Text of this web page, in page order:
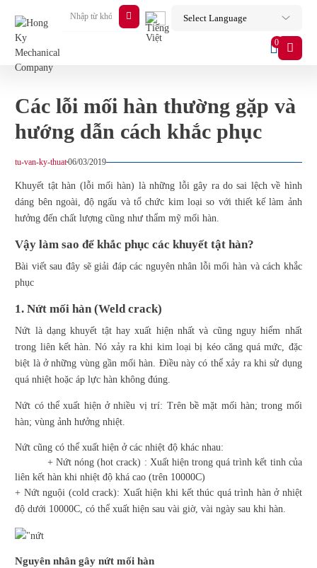
0
Các lỗi mối hàn thường gặp và
hướng dẫn cách khắc phục
tu-van-ky-thuat06/03/2019
Khuyết tật hàn (lỗi mối hàn) là những lỗi gây ra do sai lệch về hình
dáng bên ngoài, độ ngấu và tổ chức kim loại so với thiết kế làm ảnh
hưởng đến chất lượng cũng như thẩm mỹ mối hàn.
Vậy làm sao để khắc phục các khuyết tật hàn?
Bài viết sau đây sẽ giải đáp các nguyên nhân lỗi mối hàn và cách khắc
phục
1. Nứt mối hàn (Weld crack)
Nứt là dạng khuyết tật hay xuất hiện nhất và cũng nguy hiểm nhất
trong liên kết hàn. Nó xảy ra khi kim loại bị kéo căng quá mức, đặc
biệt là ở những vùng gần mối hàn. Điều này có thể xảy ra khi sử dụng
quá nhiệt hoặc áp lực hàn không đúng.
Nứt có thể xuất hiện ở nhiều vị trí: Trên bề mặt mối hàn; trong mối
hàn; vùng ảnh hưởng nhiệt.
Nứt cũng có thể xuất hiện ở các nhiệt độ khác nhau:
+ Nứt nóng (hot crack) : Xuất hiện trong quá trình kết tinh của
liên kết hàn khi nhiệt độ khá cao (trên 10000C)
+ Nứt nguội (cold crack): Xuất hiện khi kết thúc quá trình hàn ở nhiệt
độ dưới 10000C, có thể xuất hiện sau vài giờ, vài ngày sau khi hàn.
Nguyên nhân gây nứt mối hàn